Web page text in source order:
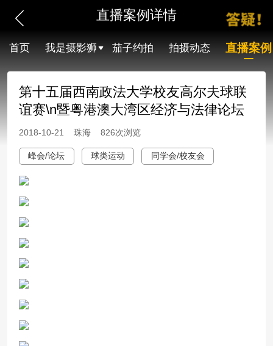
直播案例详情
首页 我是摄影狮 茄子约拍 拍摄动态 直播案例
第十五届西南政法大学校友高尔夫球联
谊赛\n暨粤港澳大湾区经济与法律论坛
2018-10-21 珠海 826次浏览
峰会/论坛 球类运动 同学会/校友会